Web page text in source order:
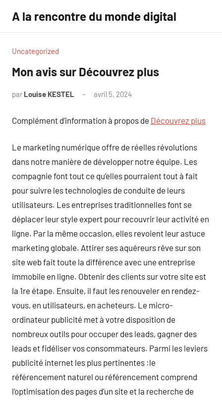
contenu
A la rencontre du monde digital
Uncategorized
Mon avis sur Découvrez plus
par Louise KESTEL avril 5, 2024
Complément d’information à propos de Découvrez plus
Le marketing numérique offre de réelles révolutions
dans notre manière de développer notre équipe. Les
compagnie font tout ce qu’elles pourraient tout à fait
pour suivre les technologies de conduite de leurs
utilisateurs. Les entreprises traditionnelles font se
déplacer leur style expert pour recouvrir leur activité en
ligne. Par la même occasion, elles revoient leur astuce
marketing globale. Attirer ses aquéreurs rêve sur son
site web fait toute la différence avec une entreprise
immobile en ligne. Obtenir des clients sur votre site est
la 1re étape. Ensuite, il faut les renouveler en rendez-
vous, en utilisateurs, en acheteurs. Le micro-
ordinateur publicité met à votre disposition de
nombreux outils pour occuper des leads, gagner des
leads et fidéliser vos consommateurs. Parmi les leviers
publicité internet les plus pertinentes :le
référencement naturel ou référencement comprend
l’optimisation des pages d’un site et la recherche de